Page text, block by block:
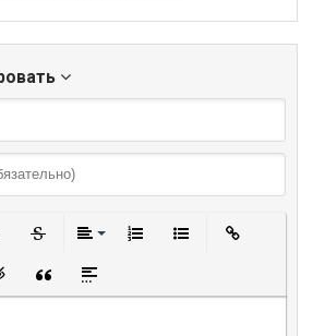
ссылку
смайлик
Вставка скрытого текста
Вставка цитаты
Вставка спойлера